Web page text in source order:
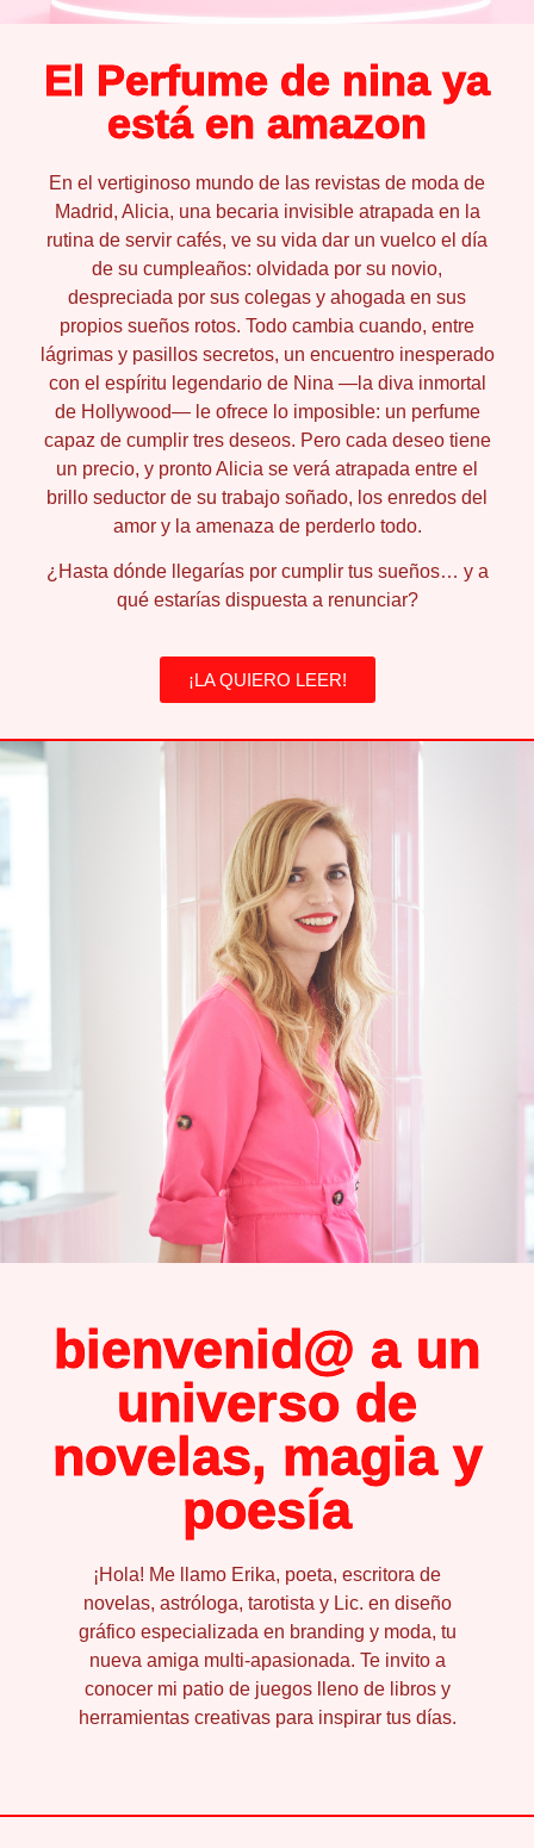
El Perfume de nina ya
está en amazon
En el vertiginoso mundo de las revistas de moda de
Madrid, Alicia, una becaria invisible atrapada en la
rutina de servir cafés, ve su vida dar un vuelco el día
de su cumpleaños: olvidada por su novio,
despreciada por sus colegas y ahogada en sus
propios sueños rotos. Todo cambia cuando, entre
lágrimas y pasillos secretos, un encuentro inesperado
con el espíritu legendario de Nina —la diva inmortal
de Hollywood— le ofrece lo imposible: un perfume
capaz de cumplir tres deseos. Pero cada deseo tiene
un precio, y pronto Alicia se verá atrapada entre el
brillo seductor de su trabajo soñado, los enredos del
amor y la amenaza de perderlo todo.
¿Hasta dónde llegarías por cumplir tus sueños… y a
qué estarías dispuesta a renunciar?
¡LA QUIERO LEER!
bienvenid@ a un
universo de
novelas, magia y
poesía
¡Hola! Me llamo Erika, poeta, escritora de
novelas, astróloga, tarotista y Lic. en diseño
gráfico especializada en branding y moda, tu
nueva amiga multi-apasionada. Te invito a
conocer mi patio de juegos lleno de libros y
herramientas creativas para inspirar tus días.